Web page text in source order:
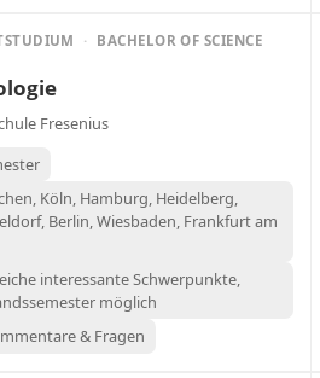
· BACHELOR OF SCIENCE
Fresenius
Köln, Hamburg, Heidelberg,
Berlin, Wiesbaden, Frankfurt am
interessante Schwerpunkte,
möglich
& Fragen